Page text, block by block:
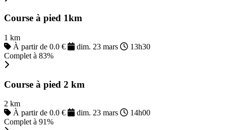
Course à pied 1km
1 km
À partir de 0.0 €
dim. 23 mars
13h30
Complet à 83%
Course à pied 2 km
2 km
À partir de 0.0 €
dim. 23 mars
14h00
Complet à 91%